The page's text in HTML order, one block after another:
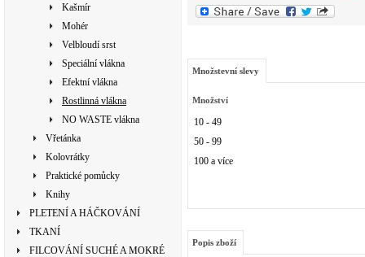
Kašmír
Mohér
Velbloudí srst
Speciální vlákna
Efektní vlákna
Rostlinná vlákna
NO WASTE vlákna
Vřetánka
Kolovrátky
Praktické pomůcky
Knihy
PLETENÍ A HÁČKOVÁNÍ
TKANÍ
FILCOVÁNÍ SUCHÉ A MOKRÉ
Množstevní slevy
Množství
10 - 49
50 - 99
100 a více
Popis zboží